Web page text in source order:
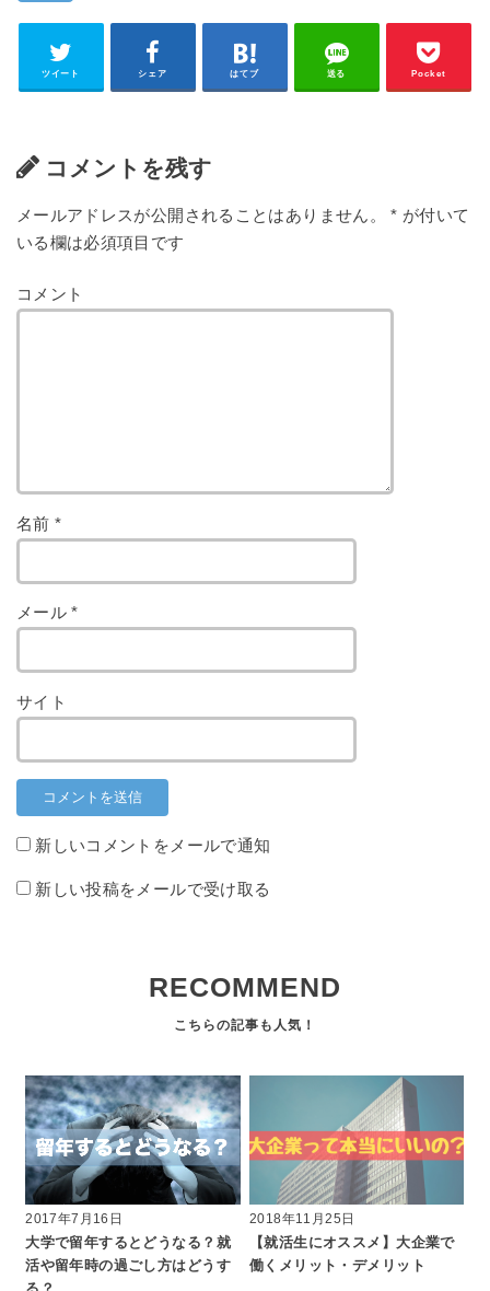
ツイート シェア はてブ 送る Pocket
コメントを残す
メールアドレスが公開されることはありません。 * が付いて
いる欄は必須項目です
コメント
名前 *
メール*
サイト
新しいコメントをメールで通知
新しい投稿をメールで受け取る
RECOMMEND
2017年7月16日
大学で留年するとどうなる？就
活や留年時の過ごし方はどうす
2018年11月25日
【就活生にオススメ】大企業で
働くメリット・デメリット